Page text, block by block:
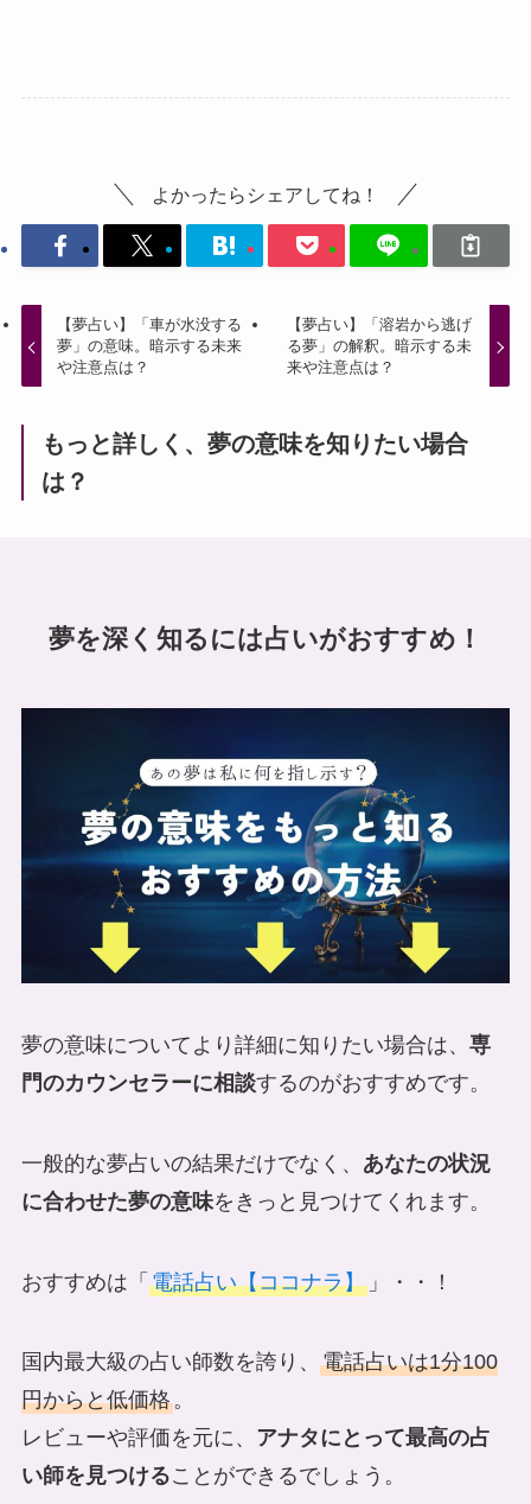
よかったらシェアしてね！
【夢占い】「車が水没する
夢」の意味。暗示する未来
や注意点は？
【夢占い】「溶岩から逃げ
る夢」の解釈。暗示する未
来や注意点は？
もっと詳しく、夢の意味を知りたい場合
は？
夢を深く知るには占いがおすすめ！
夢の意味についてより詳細に知りたい場合は、 専
門のカウンセラーに相談するのがおすすめです。
一般的な夢占いの結果だけでなく、 あなたの状況
に合わせた夢の意味をきっと見つけてくれます。
おすすめは「 電話占い【ココナラ】」・・！
国内最大級の占い師数を誇り、 電話占いは1分100
円からと低価格。
レビューや評価を元に、 アナタにとって最高の占
い師を見つけることができるでしょう。